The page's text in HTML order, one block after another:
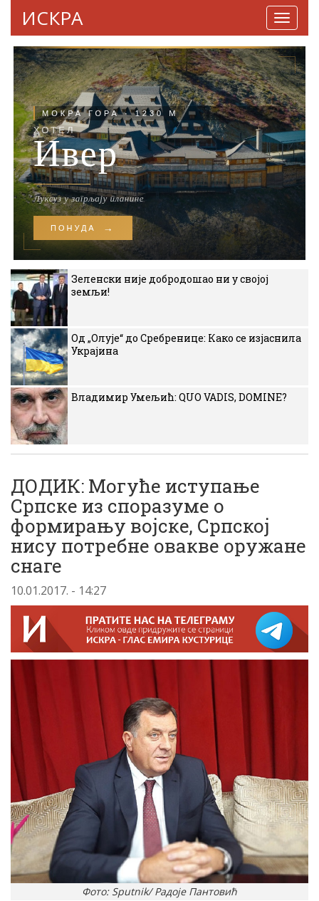
ИСКРА
Зеленски није добродошао ни у својој
земљи!
Од „Олује“ до Сребренице: Како се изјаснила
Украјина
Владимир Умељић: QUO VADIS, DOMINE?
ДОДИК: Могуће иступање
Српске из споразуме о
формирању војске, Српској
нису потребне овакве оружане
снаге
10.01.2017. - 14:27
Фото: Sputnik/ Радоје Пантовић